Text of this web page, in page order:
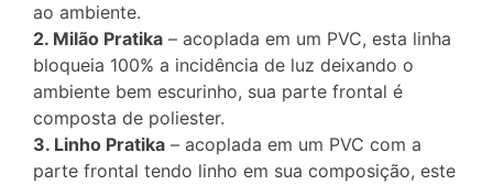
ao ambiente.
2. Milão Pratika – acoplada em um PVC, esta linha
bloqueia 100% a incidência de luz deixando o
ambiente bem escurinho, sua parte frontal é
composta de poliester.
3. Linho Pratika – acoplada em um PVC com a
parte frontal tendo linho em sua composição, este